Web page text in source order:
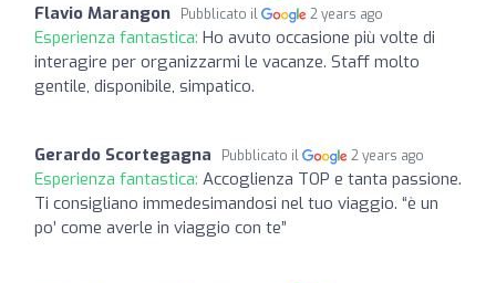
Flavio Marangon Pubblicato il 2 years ago
Esperienza fantastica: Ho avuto occasione più volte di
interagire per organizzarmi le vacanze. Staff molto
gentile, disponibile, simpatico.
Gerardo Scortegagna Pubblicato il 2 years ago
Esperienza fantastica: Accoglienza TOP e tanta passione.
Ti consigliano immedesimandosi nel tuo viaggio. “è un
po’ come averle in viaggio con te”